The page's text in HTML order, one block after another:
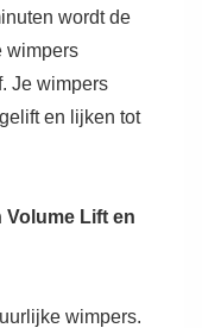
wordt de
wimpers
Je wimpers
en lijken tot
Lift en
wimpers.